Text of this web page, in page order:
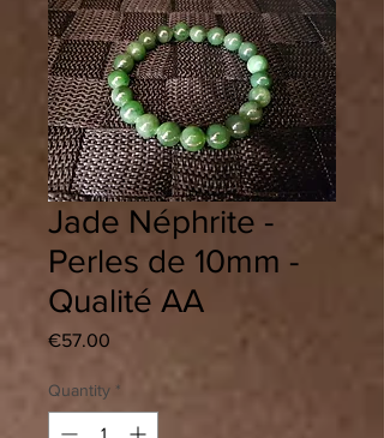
Jade Néphrite -
Perles de 10mm -
Qualité AA
€57.00
Quantity *